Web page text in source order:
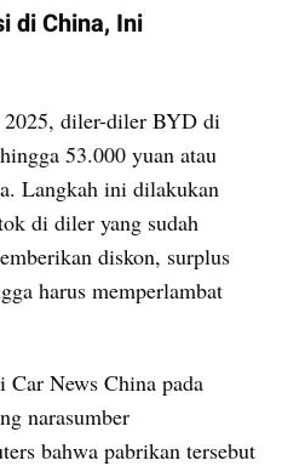
di China, Ini
diler-diler BYD di
53.000 yuan atau
Langkah ini dilakukan
di diler yang sudah
diskon, surplus
harus memperlambat
News China pada
narasumber
bahwa pabrikan tersebut